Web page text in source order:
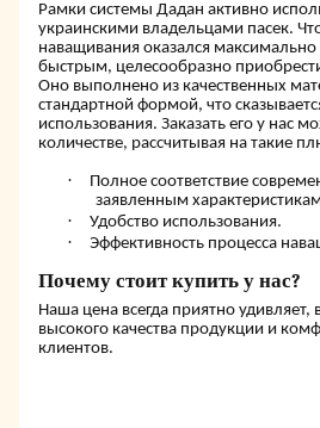
Рамки системы Дадан активно
украинскими владельцами пасек.
наващивания оказался
быстрым, целесообразно
Оно выполнено из качественных
стандартной формой, что
использования. Заказать его у нас
количестве, рассчитывая на такие
·
Полное соответствие
заявленным
· Удобство использования.
· Эффективность процесса
Почему стоит купить у нас?
Наша цена всегда приятно удивляет,
высокого качества продукции и
клиентов.